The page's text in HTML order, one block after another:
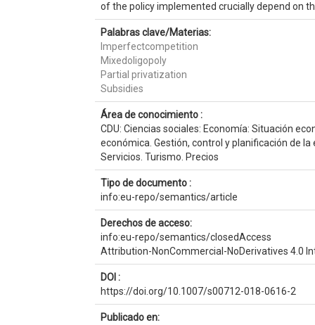
of the policy implemented crucially depend on
Palabras clave/Materias:
Imperfectcompetition
Mixedoligopoly
Partial privatization
Subsidies
Área de conocimiento :
CDU: Ciencias sociales: Economía: Situación
económica. Gestión, control y planificación de la
Servicios. Turismo. Precios
Tipo de documento :
info:eu-repo/semantics/article
Derechos de acceso:
info:eu-repo/semantics/closedAccess
Attribution-NonCommercial-NoDerivatives 4.0
DOI :
https://doi.org/10.1007/s00712-018-0616-2
Publicado en: